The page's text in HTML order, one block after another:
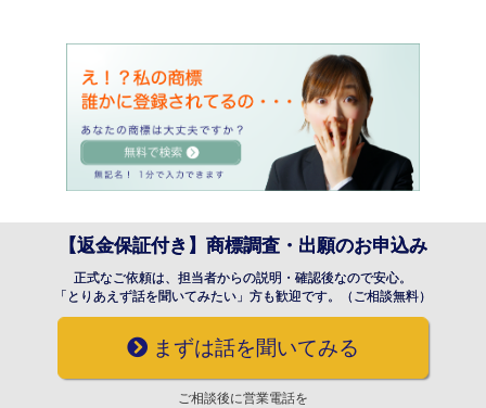
【返金保証付き】商標調査・出願のお申込み
正式なご依頼は、担当者からの説明・確認後なので安心。
「とりあえず話を聞いてみたい」方も歓迎です。（ご相談無料）
まずは話を聞いてみる
ご相談後に営業電話を